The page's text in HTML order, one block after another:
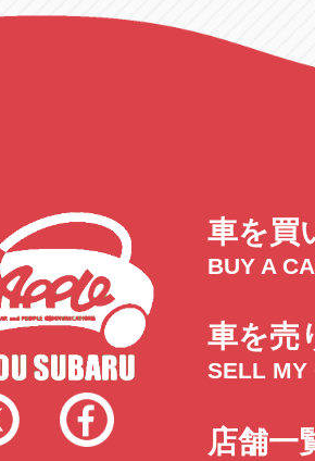
車を買
BUY A
車を売
SELL MY
店舗一